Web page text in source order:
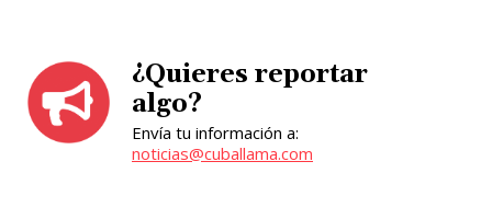
¿Quieres reportar
algo?
Envía tu información a:
noticias@cuballama.com